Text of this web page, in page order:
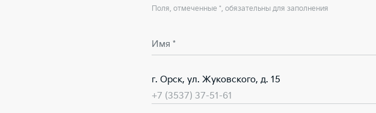
Поля, отмеченные *, обязательны для заполнения
Имя *
г. Орск, ул. Жуковского, д. 15
+7 (3537) 37-51-61